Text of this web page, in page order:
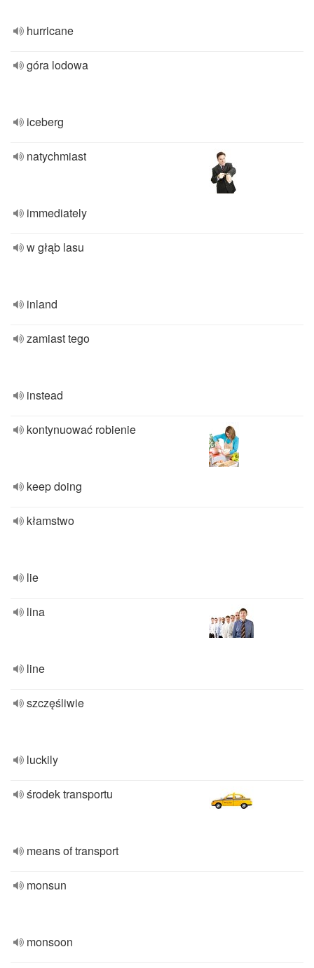
hurricane
góra lodowa
iceberg
natychmiast
immediately
w głąb lasu
inland
zamiast tego
instead
kontynuować robienie
keep doing
kłamstwo
lie
lina
line
szczęśliwie
luckily
środek transportu
means of transport
monsun
monsoon